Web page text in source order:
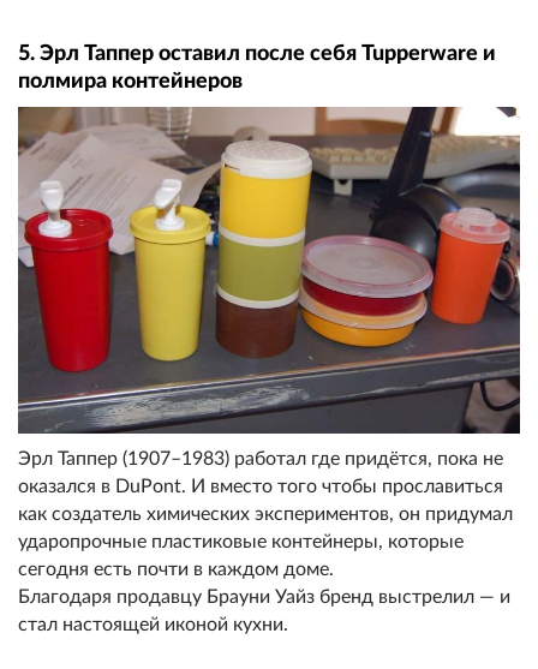
5. Эрл Таппер оставил после себя Tupperware и
полмира контейнеров
Эрл Таппер (1907–1983) работал где придётся, пока не
оказался в DuPont. И вместо того чтобы прославиться
как создатель химических экспериментов, он придумал
ударопрочные пластиковые контейнеры, которые
сегодня есть почти в каждом доме.
Благодаря продавцу Брауни Уайз бренд выстрелил — и
стал настоящей иконой кухни.